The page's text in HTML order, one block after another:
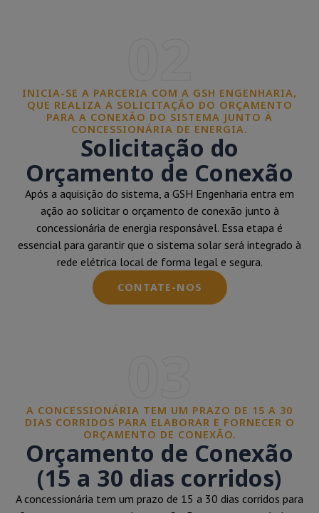
INICIA-SE A PARCERIA COM A GSH ENGENHARIA,
QUE REALIZA A SOLICITAÇÃO DO ORÇAMENTO
PARA A CONEXÃO DO SISTEMA JUNTO À
CONCESSIONÁRIA DE ENERGIA.
Solicitação do
Orçamento de Conexão
Após a aquisição do sistema, a GSH Engenharia entra em
ação ao solicitar o orçamento de conexão junto à
concessionária de energia responsável. Essa etapa é
essencial para garantir que o sistema solar será integrado à
rede elétrica local de forma legal e segura.
CONTATE-NOS
A CONCESSIONÁRIA TEM UM PRAZO DE 15 A 30
DIAS CORRIDOS PARA ELABORAR E FORNECER O
ORÇAMENTO DE CONEXÃO.
Orçamento de Conexão
(15 a 30 dias corridos)
A concessionária tem um prazo de 15 a 30 dias corridos para